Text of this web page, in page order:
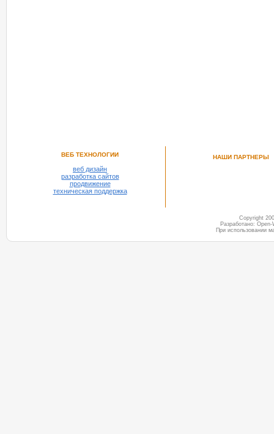
ВЕБ ТЕХНОЛОГИИ
веб дизайн
разработка сайтов
продвижение
техническая поддержка
НАШИ ПАРТНЕРЫ
Copyright
Разработано:
При использовании